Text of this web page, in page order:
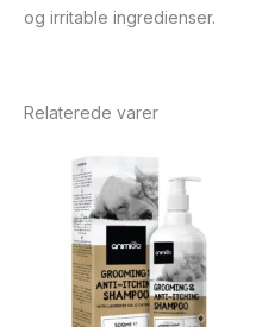
og irritable ingredienser.
Relaterede varer